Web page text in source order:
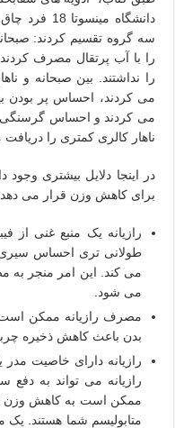
دانشگاه
سه گروه تقسیم کردند:
را با آب پرتقال مصرف
را نداشتند. بین صبحانه و
می کردند، احساس پر بودن
می کردند و احساس گرسنگی
ناهار کالری کمتری را دریافت
در اینجا دلایل بیشتری وجود
برای کاهش وزن قرار می
رازیانه یک منبع غنی
طولانی تری احساس سیری
می کند. این امر منجر به
می شود.
مصرف رازیانه ممکن است
بدن باعث کاهش ذخیره
رازیانه دارای خاصیت مدر
رازیانه می تواند به
ممکن است به کاهش وزن
متابولیسم شما هستند.